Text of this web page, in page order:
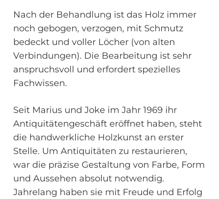
Nach der Behandlung ist das Holz immer
noch gebogen, verzogen, mit Schmutz
bedeckt und voller Löcher (von alten
Verbindungen). Die Bearbeitung ist sehr
anspruchsvoll und erfordert spezielles
Fachwissen.
Seit Marius und Joke im Jahr 1969 ihr
Antiquitätengeschäft eröffnet haben, steht
die handwerkliche Holzkunst an erster
Stelle. Um Antiquitäten zu restaurieren,
war die präzise Gestaltung von Farbe, Form
und Aussehen absolut notwendig.
Jahrelang haben sie mit Freude und Erfolg